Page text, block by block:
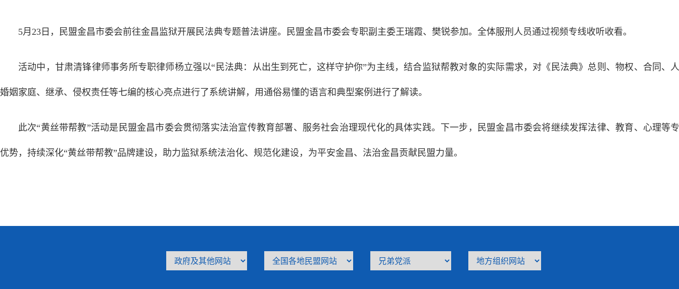
5月23日，民盟金昌市委会前往金昌监狱开展民法典专题普法讲座。民盟金昌市委会专职副主委王瑞霞、樊锐参加。全体服刑人员通过视频专线收听收看。
活动中，甘肃清锋律师事务所专职律师杨立强以“民法典：从出生到死亡，这样守护你”为主线，结合监狱帮教对象的实际需求，对《民法典》总则、物权、合同、
婚姻家庭、继承、侵权责任等七编的核心亮点进行了系统讲解，用通俗易懂的语言和典型案例进行了解读。
此次“黄丝带帮教”活动是民盟金昌市委会贯彻落实法治宣传教育部署、服务社会治理现代化的具体实践。下一步，民盟金昌市委会将继续发挥法律、教育、心理等
优势，持续深化“黄丝带帮教”品牌建设，助力监狱系统法治化、规范化建设，为平安金昌、法治金昌贡献民盟力量。